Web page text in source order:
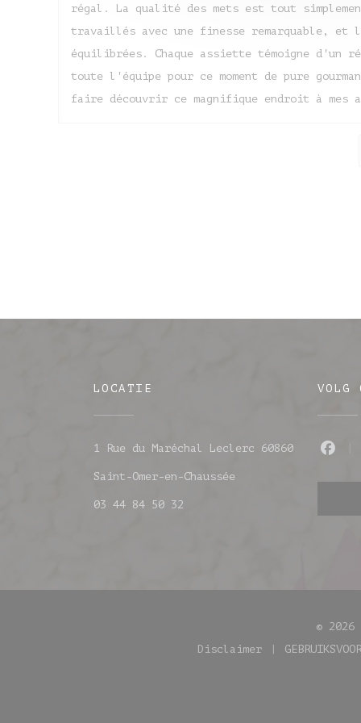
régal. La qualité des mets est tout
travaillés avec une finesse remarquable, et
équilibrées. Chaque assiette témoigne d'un
toute l'équipe pour ce moment de pure
faire découvrir ce magnifique endroit à mes
LOCATIE
1 Rue du Maréchal Leclerc 60860
Saint-Omer-en-Chaussée((opent in een
03 44 84 50 32
VOLG
© 2026
Disclaimer